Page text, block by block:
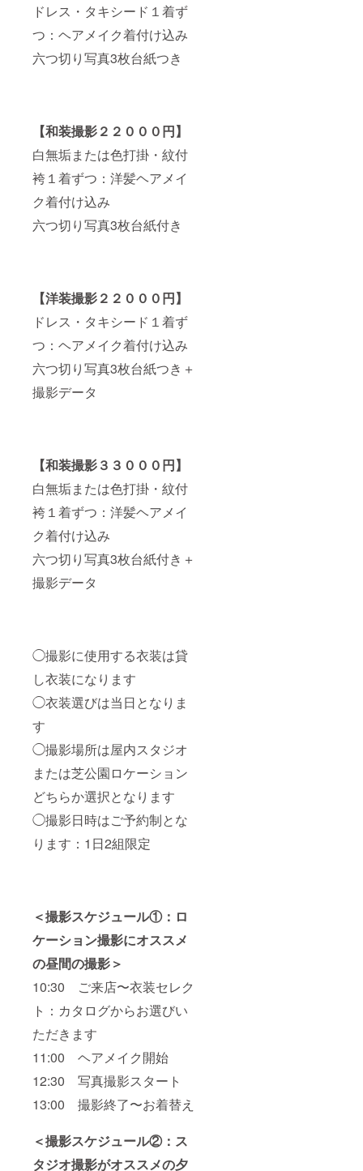
ドレス・タキシード１着ず
つ：ヘアメイク着付け込み
六つ切り写真3枚台紙つき
【和装撮影２２０００円】
白無垢または色打掛・紋付
袴１着ずつ：洋髪ヘアメイ
ク着付け込み
六つ切り写真3枚台紙付き
【洋装撮影２２０００円】
ドレス・タキシード１着ず
つ：ヘアメイク着付け込み
六つ切り写真3枚台紙つき＋
撮影データ
【和装撮影３３０００円】
白無垢または色打掛・紋付
袴１着ずつ：洋髪ヘアメイ
ク着付け込み
六つ切り写真3枚台紙付き＋
撮影データ
◯撮影に使用する衣装は貸
し衣装になります
◯衣装選びは当日となりま
す
◯撮影場所は屋内スタジオ
または芝公園ロケーション
どちらか選択となります
◯撮影日時はご予約制とな
ります：1日2組限定
＜撮影スケジュール①：ロ
ケーション撮影にオススメ
の昼間の撮影＞
10:30 ご来店〜衣装セレク
ト：カタログからお選びい
ただきます
11:00 ヘアメイク開始
12:30 写真撮影スタート
13:00 撮影終了〜お着替え
＜撮影スケジュール②：ス
タジオ撮影がオススメの夕